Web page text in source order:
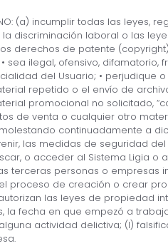
(a) incumplir todas las leyes,
discriminación laboral o las
derechos de patente
ilegal, ofensivo,
del Usuario; •
repetido o el envío de
promocional no solicitado,
de venta o cualquier otro
continuadamente a
las medidas de seguridad
o acceder al Sistema Ligia o
terceras personas o empresas
proceso de creación o crear
las leyes de propiedad
la fecha en que empezó a
actividad delictiva; (l)